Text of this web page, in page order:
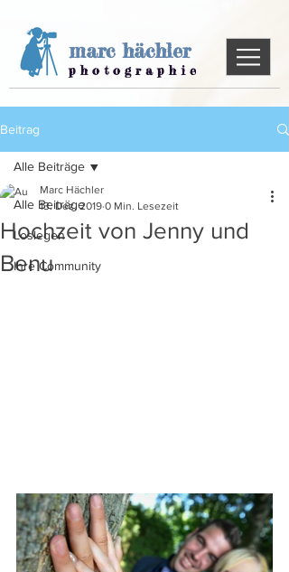
marchächler
p h o t o g r a p h i e
Beitrag
Alle Beiträge
Loslegen
Ihre Community
Alle Beiträge
Hochzeit von Jenny und
Benu
Marc Hächler
13. Dez. 2019 0 Min. Lesezeit